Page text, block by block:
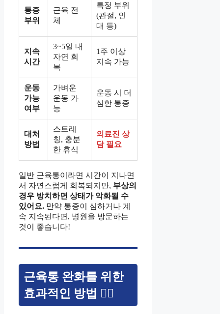
통증
부위
근육 전
체
특정 부위
(관절, 인
대 등)
지속
시간
3~5일 내
자연 회
복
1주 이상
지속 가능
운동
가능
여부
가벼운
운동 가
능
운동 시 더
심한 통증
대처
방법
스트레
칭, 충분
한 휴식
의료진 상
담 필요
일반 근육통이라면 시간이 지나면
서 자연스럽게 회복되지만, 부상의
경우 방치하면 상태가 악화될 수
있어요. 만약 통증이 심하거나 계
속 지속된다면, 병원을 방문하는
것이 좋습니다!
근육통 완화를 위한
효과적인 방법 🏋️‍♂️